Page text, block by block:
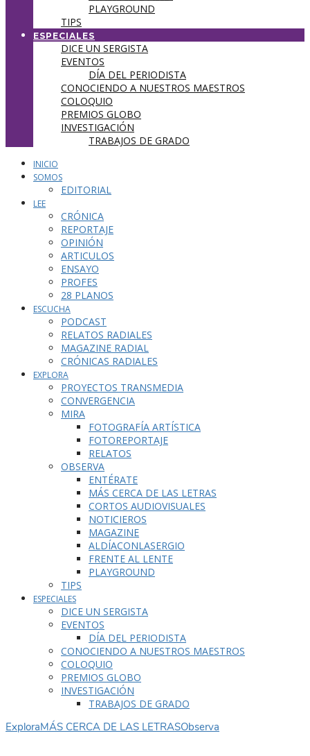
PLAYGROUND
TIPS
ESPECIALES
DICE UN SERGISTA
EVENTOS
DÍA DEL PERIODISTA
CONOCIENDO A NUESTROS MAESTROS
COLOQUIO
PREMIOS GLOBO
INVESTIGACIÓN
TRABAJOS DE GRADO
INICIO
SOMOS
EDITORIAL
LEE
CRÓNICA
REPORTAJE
OPINIÓN
ARTICULOS
ENSAYO
PROFES
28 PLANOS
ESCUCHA
PODCAST
RELATOS RADIALES
MAGAZINE RADIAL
CRÓNICAS RADIALES
EXPLORA
PROYECTOS TRANSMEDIA
CONVERGENCIA
MIRA
FOTOGRAFÍA ARTÍSTICA
FOTOREPORTAJE
RELATOS
OBSERVA
ENTÉRATE
MÁS CERCA DE LAS LETRAS
CORTOS AUDIOVISUALES
NOTICIEROS
MAGAZINE
ALDÍACONLASERGIO
FRENTE AL LENTE
PLAYGROUND
TIPS
ESPECIALES
DICE UN SERGISTA
EVENTOS
DÍA DEL PERIODISTA
CONOCIENDO A NUESTROS MAESTROS
COLOQUIO
PREMIOS GLOBO
INVESTIGACIÓN
TRABAJOS DE GRADO
ExploraMÁS CERCA DE LAS LETRASObserva